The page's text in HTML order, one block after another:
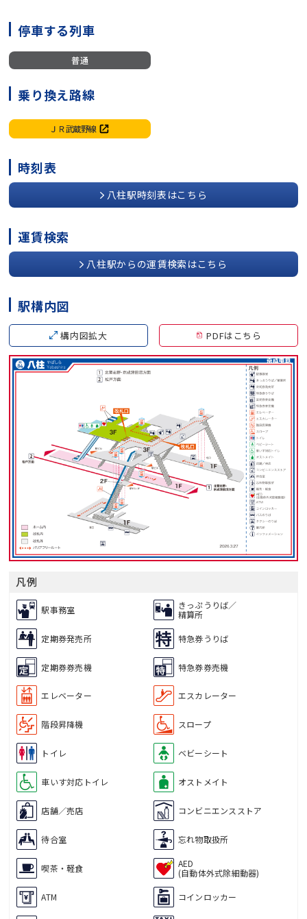
停車する列車
普通
乗り換え路線
ＪＲ武蔵野線
時刻表
八柱駅時刻表はこちら
運賃検索
八柱駅からの運賃検索はこちら
駅構内図
構内図拡大 PDFはこちら
凡例
駅事務室
きっぷうりば／
精算所
定期券発売所 特急券うりば
定期券券売機 特急券券売機
エレベーター エスカレーター
階段昇降機 スロープ
トイレ ベビーシート
車いす対応トイレ オストメイト
店舗／売店 コンビニエンスストア
待合室 忘れ物取扱所
喫茶・軽食
AED
(自動体外式除細動器)
ATM コインロッカー